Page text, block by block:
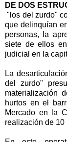
DE DOS
"los del zurdo"
que delinquían
personas, la
siete de ellos
judicial en la
La
del zurdo"
materialización
hurtos en el
Mercado en la
realización de 10